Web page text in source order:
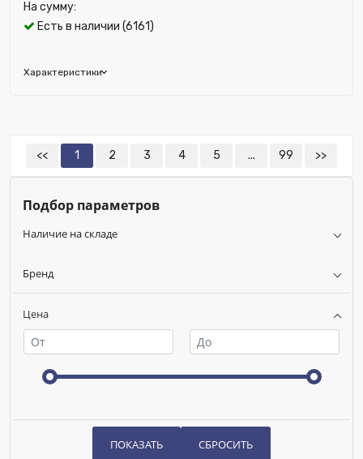
Подбор параметров
Цена
Бренд
Наличие на складе
Есть в наличии (6161)
Характеристики
На сумму:
Глубина (мм):
86
Материал:Пластик
Высота (мм):60
<< 1 2 3 4 5 ... 99 >>